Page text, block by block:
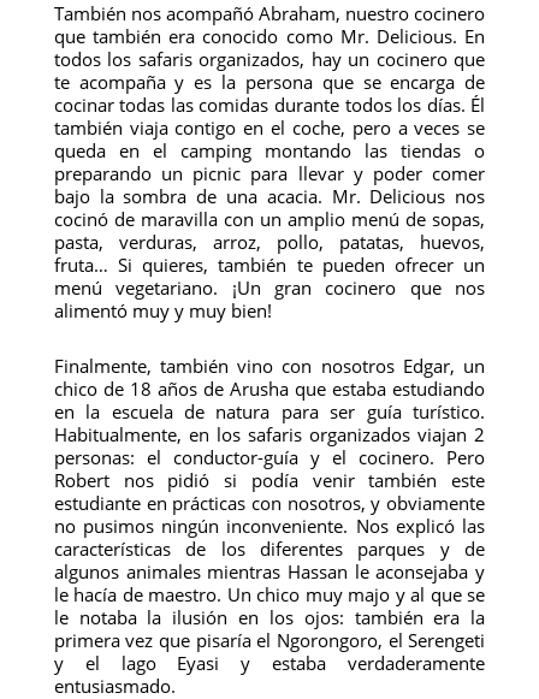
También nos acompañó Abraham, nuestro cocinero
que también era conocido como Mr. Delicious. En
todos los safaris organizados, hay un cocinero que
te acompaña y es la persona que se encarga de
cocinar todas las comidas durante todos los días. Él
también viaja contigo en el coche, pero a veces se
queda en el camping montando las tiendas o
preparando un picnic para llevar y poder comer
bajo la sombra de una acacia. Mr. Delicious nos
cocinó de maravilla con un amplio menú de sopas,
pasta, verduras, arroz, pollo, patatas, huevos,
fruta… Si quieres, también te pueden ofrecer un
menú vegetariano. ¡Un gran cocinero que nos
alimentó muy y muy bien!
Finalmente, también vino con nosotros Edgar, un
chico de 18 años de Arusha que estaba estudiando
en la escuela de natura para ser guía turístico.
Habitualmente, en los safaris organizados viajan 2
personas: el conductor-guía y el cocinero. Pero
Robert nos pidió si podía venir también este
estudiante en prácticas con nosotros, y obviamente
no pusimos ningún inconveniente. Nos explicó las
características de los diferentes parques y de
algunos animales mientras Hassan le aconsejaba y
le hacía de maestro. Un chico muy majo y al que se
le notaba la ilusión en los ojos: también era la
primera vez que pisaría el Ngorongoro, el Serengeti
y el lago Eyasi y estaba verdaderamente
entusiasmado.